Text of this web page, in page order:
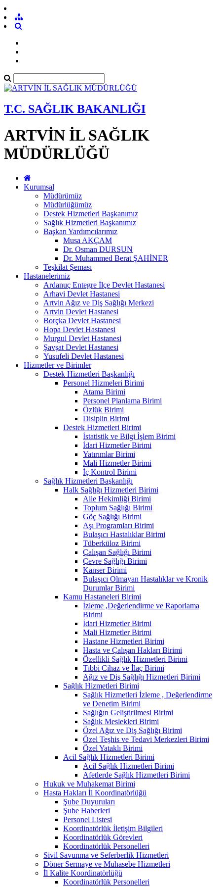
T.C. SAĞLIK BAKANLIĞI
ARTVİN İL SAĞLIK
MÜDÜRLÜĞÜ
Kurumsal
Müdürümüz
Müdürlüğümüz
Destek Hizmetleri Başkanımız
Sağlık Hizmetleri Başkanımız
Başkan Yardımcılarımız
Musa AKÇAM
Dr. Osman DURSUN
Dr. Muhammed Berat ŞAHİNER
Teşkilat Şeması
Hastanelerimiz
Ardanuç Entegre İlçe Devlet Hastanesi
Arhavi Devlet Hastanesi
Artvin Ağız ve Diş Sağlığı Merkezi
Artvin Devlet Hastanesi
Borçka Devlet Hastanesi
Hopa Devlet Hastanesi
Murgul Devlet Hastanesi
Şavşat Devlet Hastanesi
Yusufeli Devlet Hastanesi
Hizmetler ve Birimler
Destek Hizmetleri Başkanlığı
Personel Hizmeleri Birimi
Atama Birimi
Personel Planlama Birimi
Özlük Birimi
Disiplin Birimi
Destek Hizmetleri Birimi
İstatistik ve Bilgi İşlem Birimi
İdari Hizmetler Birimi
Yatırımlar Birimi
Mali Hizmetler Birimi
İç Kontrol Birimi
Sağlık Hizmetleri Başkanlığı
Halk Sağlığı Hizmetleri Birimi
Aile Hekimliği Birimi
Toplum Sağlığı Birimi
Göç Sağlığı Birimi
Aşı Programları Birimi
Bulaşıcı Hastalıklar Birimi
Tüberküloz Birimi
Çalışan Sağlığı Birimi
Çevre Sağlığı Birimi
Kanser Birimi
Bulaşıcı Olmayan Hastalıklar ve Kronik
Durumlar Birimi
Kamu Hastaneleri Birimi
İzleme ,Değerlendirme ve Raporlama
Birimi
İdari Hizmetler Birimi
Mali Hizmetler Birimi
Hastane Hizmetleri Birimi
Hasta ve Çalışan Hakları Birimi
Özellikli Sağlık Hizmetleri Birimi
Tıbbi Cihaz ve İlaç Birimi
Ağız ve Diş Sağlığı Hizmetleri Birimi
Sağlık Hizmetleri Birimi
Sağlık Hizmetleri İzleme , Değerlendirme
ve Denetim Birimi
Sağlığın Geliştirilmesi Birimi
Sağlık Meslekleri Birimi
Özel Ağız ve Diş Sağlığı Birimi
Özel Teşhis ve Tedavi Merkezleri Birimi
Özel Yataklı Birimi
Acil Sağlık Hizmetleri Birimi
Acil Sağlık Hizmetleri Birimi
Afetlerde Sağlık Hizmetleri Birimi
Hukuk ve Muhakemat Birimi
Hasta Hakları İl Koordinatörlüğü
Şube Duyuruları
Şube Haberleri
Personel Listesi
Koordinatörlük İletişim Bilgileri
Koordinatörlük Görevleri
Koordinatörlük Personelleri
Sivil Savunma ve Seferberlik Hizmetleri
Döner Sermaye ve Muhasebe Hizmetleri
İl Kalite Koordinatörlüğü
Koordinatörlük Personelleri